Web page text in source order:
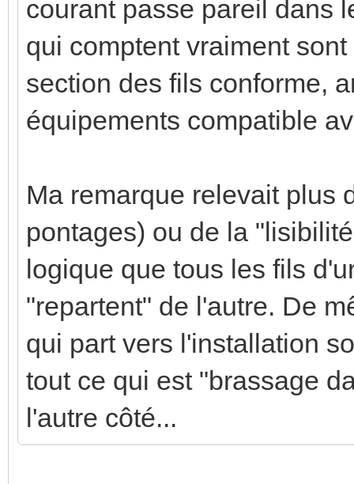
courant passe pareil dans
qui comptent vraiment
section des fils conforme,
équipements compatible
Ma remarque relevait plus
pontages) ou de la
logique que tous les fils
"repartent" de l'autre. De
qui part vers l'installation
tout ce qui est "brassage
l'autre côté...